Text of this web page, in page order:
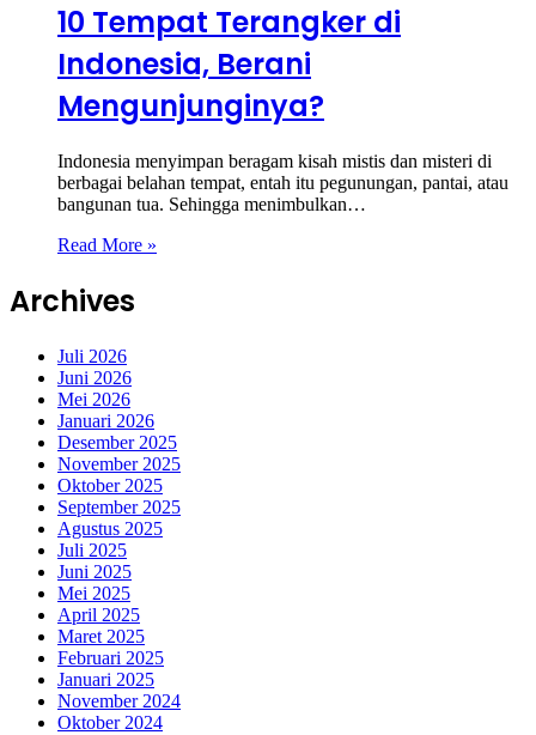
10 Tempat Terangker di
Indonesia, Berani
Mengunjunginya?
Indonesia menyimpan beragam kisah mistis dan misteri di
berbagai belahan tempat, entah itu pegunungan, pantai, atau
bangunan tua. Sehingga menimbulkan…
Read More »
Archives
Juli 2026
Juni 2026
Mei 2026
Januari 2026
Desember 2025
November 2025
Oktober 2025
September 2025
Agustus 2025
Juli 2025
Juni 2025
Mei 2025
April 2025
Maret 2025
Februari 2025
Januari 2025
November 2024
Oktober 2024